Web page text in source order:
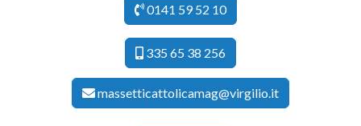
0141 59 52 10
335 65 38 256
massetticattolicamag@virgilio.it